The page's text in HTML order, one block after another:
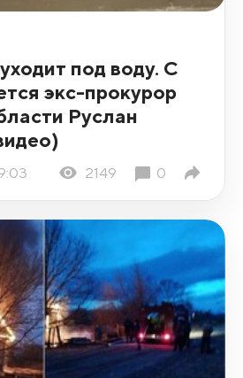
под воду. С
экс-прокурор
Руслан
2149 0